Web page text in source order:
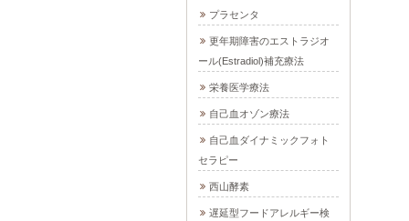
プラセンタ
更年期障害のエストラジオ
ール(Estradiol)補充療法
栄養医学療法
自己血オゾン療法
自己血ダイナミックフォト
セラピー
西山酵素
遅延型フードアレルギー検